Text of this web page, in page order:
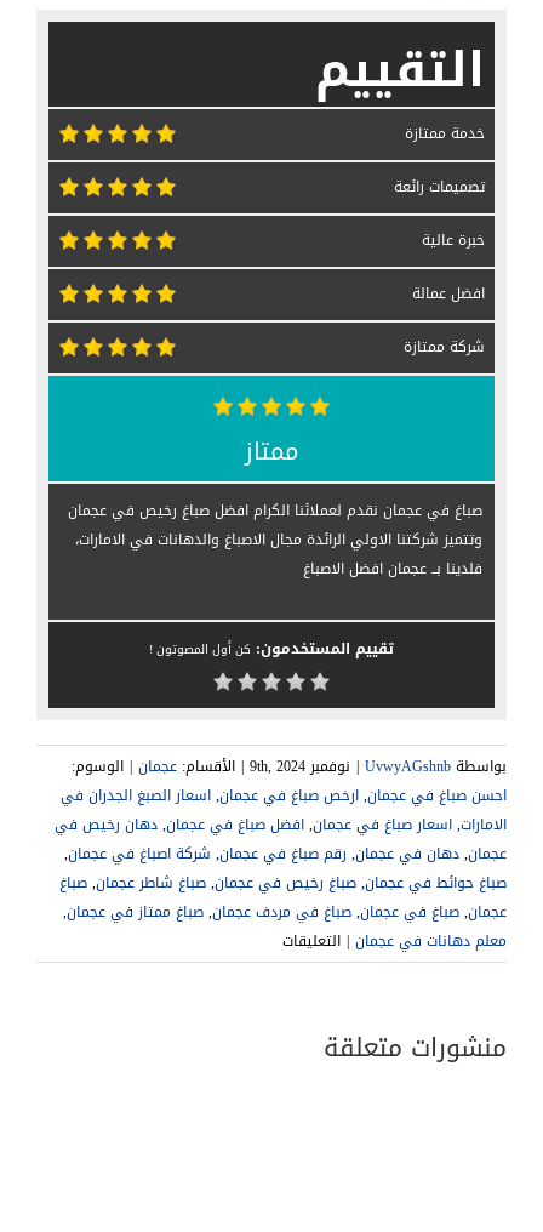
التقييم
خدمة ممتازة
تصميمات رائعة
خبرة عالية
افضل عمالة
شركة ممتازة
ممتاز
صباغ في عجمان نقدم لعملائنا الكرام افضل صباغ رخيص في عجمان
وتتميز شركتنا الاولي الرائدة مجال الاصباغ والدهانات في الامارات،
فلدينا بــ عجمان افضل الاصباغ
تقييم المستخدمون: كن أول المصوتون !
بواسطةUvwyAGshnb
| نوفمبر 9th, 2024 | الأقسام: عجمان | الوسوم:
احسن صباغ في عجمان,ارخص صباغ في عجمان,اسعار الصبغ الجدران في
الامارات,اسعار صباغ في عجمان,افضل صباغ في عجمان,دهان رخيص في
عجمان,دهان في عجمان, رقم صباغ في عجمان, شركة اصباغ في عجمان,
صباغ حوائط في عجمان,صباغ رخيص في عجمان,صباغ شاطر عجمان,صباغ
عجمان,صباغ في عجمان,صباغ في مردف عجمان,صباغ ممتاز في عجمان,
معلم دهانات في عجمان | التعليقاتعلى
صباغ
منشورات متعلقة